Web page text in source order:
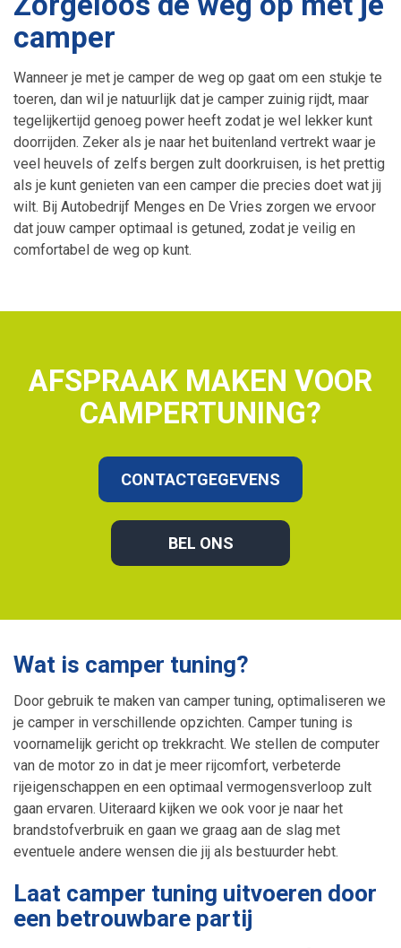
camper
Wanneer je met je camper de weg op gaat om een stukje te
toeren, dan wil je natuurlijk dat je camper zuinig rijdt, maar
tegelijkertijd genoeg power heeft zodat je wel lekker kunt
doorrijden. Zeker als je naar het buitenland vertrekt waar je
veel heuvels of zelfs bergen zult doorkruisen, is het prettig
als je kunt genieten van een camper die precies doet wat jij
wilt. Bij Autobedrijf Menges en De Vries zorgen we ervoor
dat jouw camper optimaal is getuned, zodat je veilig en
comfortabel de weg op kunt.
AFSPRAAK MAKEN VOOR
CAMPERTUNING?
CONTACTGEGEVENS
BEL ONS
Wat is camper tuning?
Door gebruik te maken van camper tuning, optimaliseren we
je camper in verschillende opzichten. Camper tuning is
voornamelijk gericht op trekkracht. We stellen de computer
van de motor zo in dat je meer rijcomfort, verbeterde
rijeigenschappen en een optimaal vermogensverloop zult
gaan ervaren. Uiteraard kijken we ook voor je naar het
brandstofverbruik en gaan we graag aan de slag met
eventuele andere wensen die jij als bestuurder hebt.
Laat camper tuning uitvoeren door
een betrouwbare partij
Banden
Hybride en elektrische auto’s
Granulaatreiniging
Airco onderhoud
Toerenbegrenzer
Snelheidsbegrenzer
V-max Uitschakelen